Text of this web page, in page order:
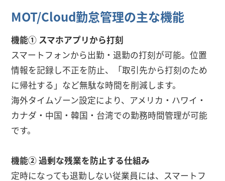
MOT/Cloud勤怠管理の主な機能
機能① スマホアプリから打刻
スマートフォンから出勤・退勤の打刻が可能。位置
情報を記録し不正を防止、「取引先から打刻のため
に帰社する」など無駄な時間を削減します。
海外タイムゾーン設定により、アメリカ・ハワイ・
カナダ・中国・韓国・台湾での勤務時間管理が可能
です。
機能② 過剰な残業を防止する仕組み
定時になっても退勤しない従業員には、スマートフ